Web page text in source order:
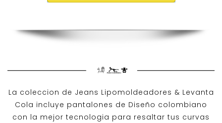
La coleccion de Jeans Lipomoldeadores & Levanta
Cola incluye pantalones de Diseño colombiano
con la mejor tecnologia para resaltar tus curvas